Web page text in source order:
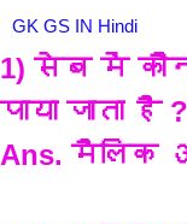
GK GS IN Hindi
1) सेब में
पाया जाता है ?
Ans. मैलिक